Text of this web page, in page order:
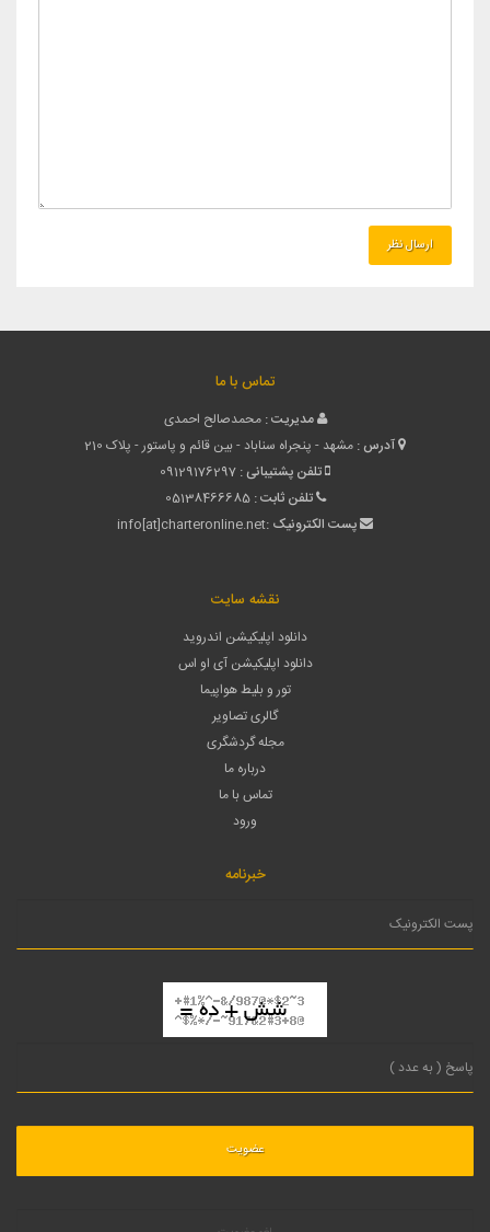
تماس با ما
مدیریت : محمدصالح احمدی
آدرس : مشهد - پنجراه سناباد - بین قائم و پاستور - پلاک 210
تلفن پشتیبانی : 09129176297
تلفن ثابت : 05138466685
پست الکترونیک :info[at]charteronline.net
نقشه سایت
دانلود اپلیکیشن اندروید
دانلود اپلیکیشن آی او اس
تور و بلیط هواپیما
گالری تصاویر
مجله گردشگری
درباره ما
تماس با ما
ورود
خبرنامه